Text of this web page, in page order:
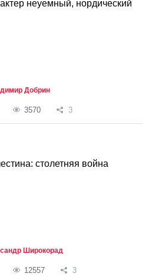
неуемный, нордический
Добрин
3570 3
столетняя война
Широкорад
12557 3